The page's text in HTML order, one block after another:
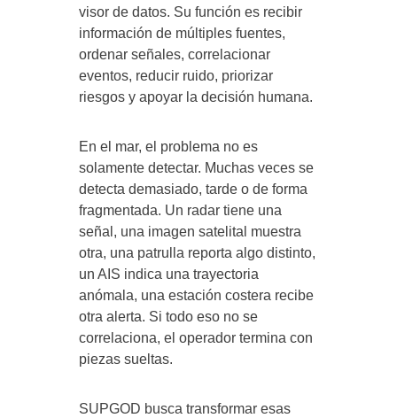
visor de datos. Su función es recibir
información de múltiples fuentes,
ordenar señales, correlacionar
eventos, reducir ruido, priorizar
riesgos y apoyar la decisión humana.
En el mar, el problema no es
solamente detectar. Muchas veces se
detecta demasiado, tarde o de forma
fragmentada. Un radar tiene una
señal, una imagen satelital muestra
otra, una patrulla reporta algo distinto,
un AIS indica una trayectoria
anómala, una estación costera recibe
otra alerta. Si todo eso no se
correlaciona, el operador termina con
piezas sueltas.
SUPGOD busca transformar esas